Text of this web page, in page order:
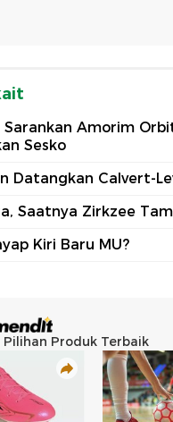
Sarankan Amorim
Sesko
Datangkan Calvert-
Saatnya Zirkzee
Kiri Baru MU?